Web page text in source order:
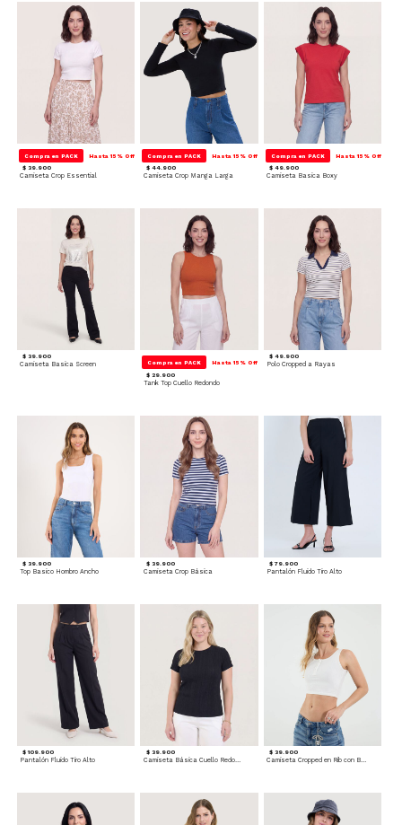
Compra en PACK Hasta 15% Off
$ 39.900
Camiseta Crop Essential
Compra en PACK Hasta 15% Off
$ 44.900
Camiseta Crop Manga Larga
Compra en PACK Hasta 15% Off
$ 49.900
Camiseta Basica Boxy
$ 39.900
Camiseta Basica Screen Compra en PACK Hasta 15% Off
$ 29.900
Tank Top Cuello Redondo
$ 49.900
Polo Cropped a Rayas
$ 39.900
Top Basico Hombro Ancho
$ 39.900
Camiseta Crop Básica
$ 79.900
Pantalón Fluido Tiro Alto
$ 109.900
Pantalón Fluido Tiro Alto
$ 39.900
Camiseta Básica Cuello Redondo
$ 39.900